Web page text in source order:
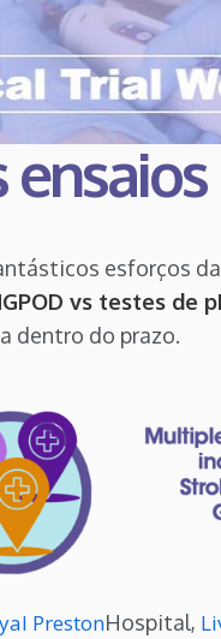
esforços
vs testes de
dentro do prazo.
PrestonHospital,